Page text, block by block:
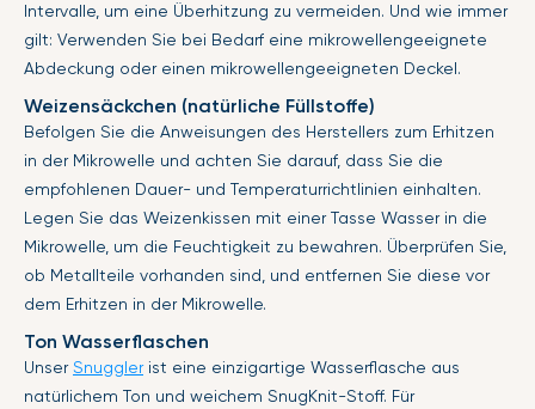
Intervalle, um eine Überhitzung zu vermeiden. Und wie immer
gilt: Verwenden Sie bei Bedarf eine mikrowellengeeignete
Abdeckung oder einen mikrowellengeeigneten Deckel.
Weizensäckchen (natürliche Füllstoffe)
Befolgen Sie die Anweisungen des Herstellers zum Erhitzen
in der Mikrowelle und achten Sie darauf, dass Sie die
empfohlenen Dauer- und Temperaturrichtlinien einhalten.
Legen Sie das Weizenkissen mit einer Tasse Wasser in die
Mikrowelle, um die Feuchtigkeit zu bewahren. Überprüfen Sie,
ob Metallteile vorhanden sind, und entfernen Sie diese vor
dem Erhitzen in der Mikrowelle.
Ton Wasserflaschen
UnserSnugglerist eine einzigartige Wasserflasche aus
natürlichem Ton und weichem SnugKnit-Stoff. Für